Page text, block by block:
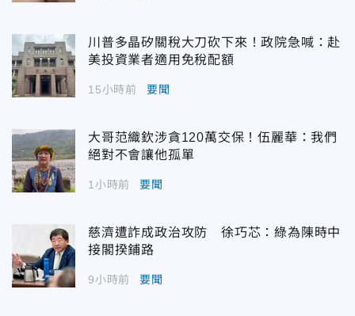
川普多晶矽關稅大刀砍下來！政院急喊：赴
美投資業者適用免稅配額
15小時前 要聞
大哥范織欽涉貪120萬交保！伍麗華：我們
絕對不會讓他孤單
1小時前 要聞
慈濟遭詐成政治攻防 徐巧芯：綠為陳時中
接閣揆鋪路
9小時前 要聞